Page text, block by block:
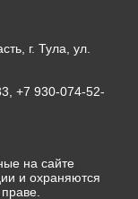
г. Тула, ул.
+7 930-074-52-
на сайте
и охраняются